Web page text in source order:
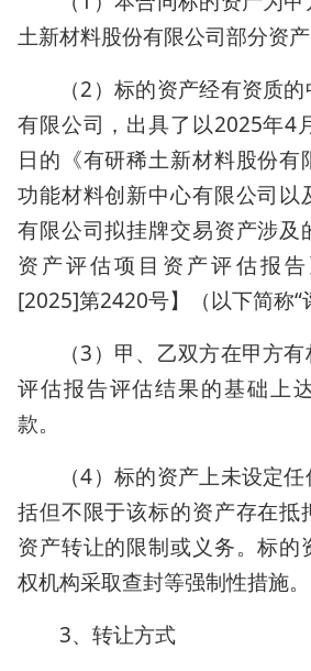
土新材料股份有限公司部分资产
（2）标的资产经有资质
有限公司，出具了以2025年4
日的《有研稀土新材料股份有
功能材料创新中心有限公司以
有限公司拟挂牌交易资产涉及
资产评估项目资产评估报
[2025]第2420号】（以下简称“
（3）甲、乙双方在甲方
评估报告评估结果的基础上
款。
（4）标的资产上未设定
括但不限于该标的资产存在抵
资产转让的限制或义务。标的
权机构采取查封等强制性措施。
3、转让方式